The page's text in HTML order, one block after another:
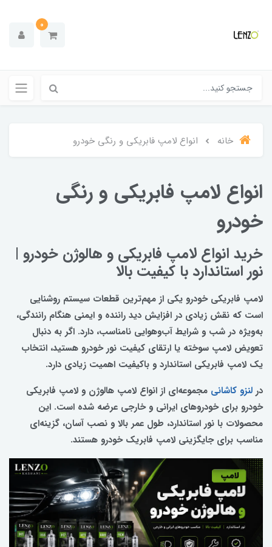
0
خانه انواع لامپ فابریکی و رنگی خودرو
انواع لامپ فابریکی و رنگی
خودرو
خرید انواع لامپ فابریکی و هالوژن خودرو |
نور استاندارد با کیفیت بالا
لامپ فابریکی خودرو یکی از مهم‌ترین قطعات سیستم روشنایی
است که نقش زیادی در افزایش دید راننده و ایمنی هنگام رانندگی،
به‌ویژه در شب و شرایط آب‌وهوایی نامناسب، دارد. اگر به دنبال
تعویض لامپ سوخته یا ارتقای کیفیت نور خودرو هستید، انتخاب
یک لامپ فابریکی استاندارد و باکیفیت اهمیت زیادی دارد.
در لنزو کاشانی مجموعه‌ای از انواع لامپ هالوژن و لامپ فابریکی
خودرو برای خودروهای ایرانی و خارجی عرضه شده است. این
محصولات با نور استاندارد، طول عمر بالا و نصب آسان، گزینه‌ای
مناسب برای جایگزینی لامپ فابریک خودرو هستند.